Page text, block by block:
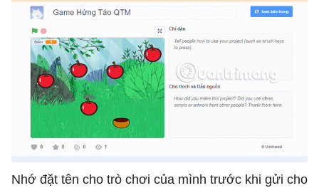
Nhớ đặt tên cho trò chơi của mình trước khi gửi cho